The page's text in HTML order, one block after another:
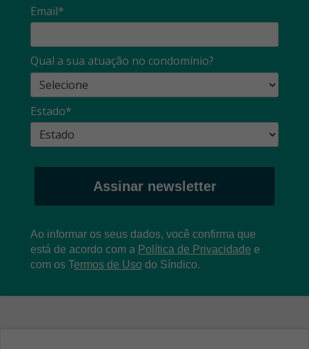
Email*
Qual a sua atuação no condomínio?
Estado*
Assinar newsletter
Ao informar os seus dados, você confirma que
está de acordo com a Política de Privacidade e
com os Termos de Uso do Síndico.